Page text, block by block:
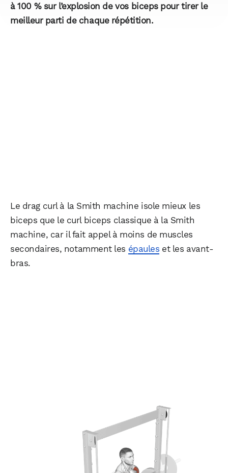
à 100 % sur l’explosion de vos biceps pour tirer le
meilleur parti de chaque répétition.
Le drag curl à la Smith machine isole mieux les
biceps que le curl biceps classique à la Smith
machine, car il fait appel à moins de muscles
secondaires, notamment les épaules et les avant-
bras.